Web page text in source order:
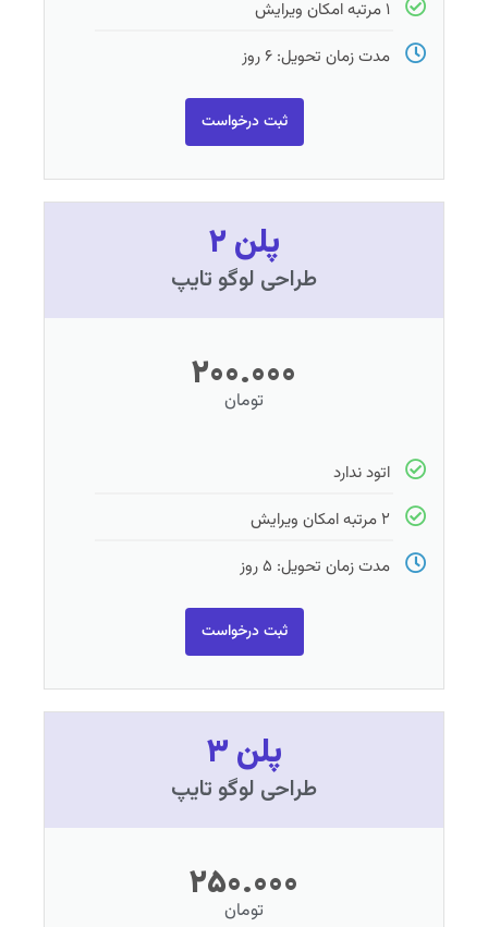
۱ مرتبه امکان ویرایش
مدت زمان تحویل: ۶ روز
ثبت درخواست
پلن ۲
طراحی لوگو تایپ
۲۰۰.۰۰۰
تومان
اتود ندارد
۲ مرتبه امکان ویرایش
مدت زمان تحویل: ۵ روز
ثبت درخواست
پلن ۳
طراحی لوگو تایپ
۲۵۰.۰۰۰
تومان